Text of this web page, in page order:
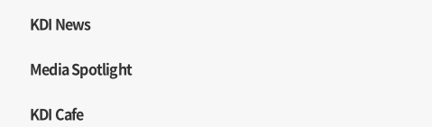
KDI News
Media Spotlight
KDI Cafe